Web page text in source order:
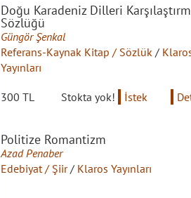
Doğu Karadeniz Dilleri
Sözlüğü
Güngör Şenkal
Referans-Kaynak Kitap / Sözlük /
Yayınları
300 TL Stokta yok! İstek
Politize Romantizm
Azad Penaber
Edebiyat / Şiir/ Klaros Yayınları